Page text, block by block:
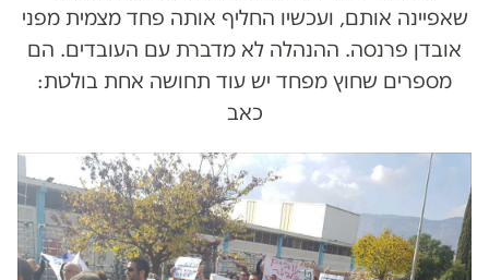
שאפיינה אותם, ועכשיו החליף אותה פחד מצמית מפני
אובדן פרנסה. ההנהלה לא מדברת עם העובדים. הם
מספרים שחוץ מפחד יש עוד תחושה אחת בולטת:
כאב